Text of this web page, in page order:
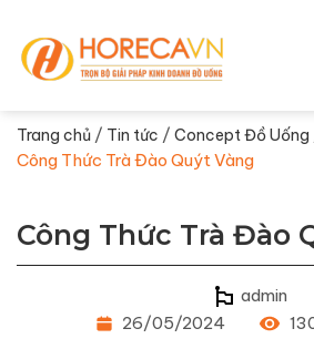
Trang chủ / Tin tức / Concept Đồ Uống
Công Thức Trà Đào Quýt Vàng
Công Thức Trà Đào
admin
26/05/2024